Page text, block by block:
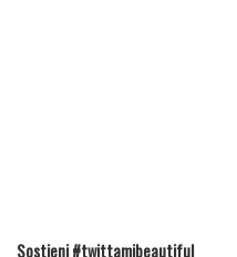
Sostieni #twittamibeautiful